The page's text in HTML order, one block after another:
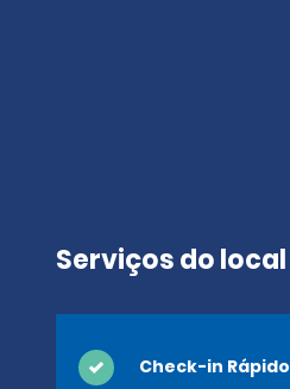
Serviços do local
Check-in Rápido